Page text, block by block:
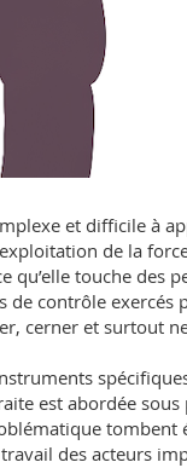
et difficile à
de la
qu’elle touche des
contrôle exercés
cerner et surtout
est abordée
tombent
des acteurs